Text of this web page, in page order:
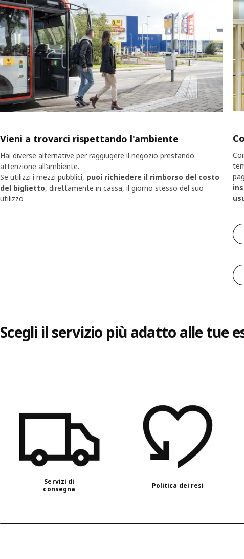
Vieni a trovarci rispettando l'ambiente
Hai diverse alternative per raggiugere il negozio prestando
attenzione all’ambiente.
Se utilizzi i mezzi pubblici, puoi richiedere il rimborso del costo
del biglietto, direttamente in cassa, il giorno stesso del suo
utilizzo
Scegli il servizio più adatto alle tue
Servizi di
consegna
Politica dei resi